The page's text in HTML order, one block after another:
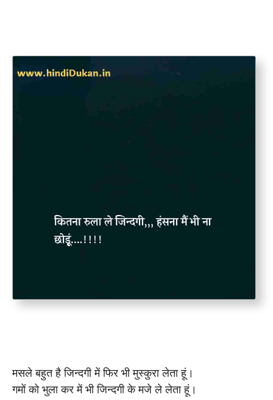
मसले बहुत है जिन्दगी में फिर भी मुस्कुरा लेता हूं।
गमों को भुला कर में भी जिन्दगी के मजे ले लेता हूं।